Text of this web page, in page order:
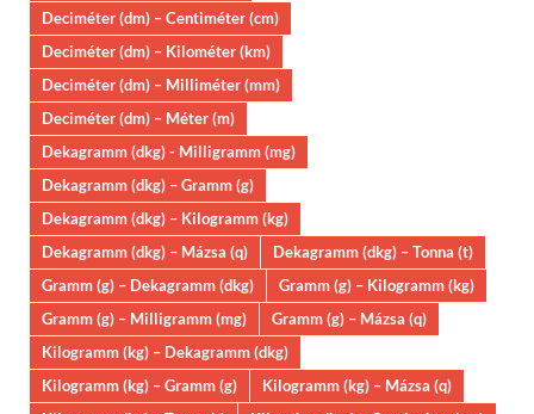
Deciméter (dm) – Centiméter (cm)
Deciméter (dm) – Kilométer (km)
Deciméter (dm) – Milliméter (mm)
Deciméter (dm) – Méter (m)
Dekagramm (dkg) - Milligramm (mg)
Dekagramm (dkg) – Gramm (g)
Dekagramm (dkg) – Kilogramm (kg)
Dekagramm (dkg) – Mázsa (q)
Dekagramm (dkg) – Tonna (t)
Gramm (g) – Dekagramm (dkg)
Gramm (g) – Kilogramm (kg)
Gramm (g) – Milligramm (mg)
Gramm (g) – Mázsa (q)
Kilogramm (kg) – Dekagramm (dkg)
Kilogramm (kg) – Gramm (g)
Kilogramm (kg) – Mázsa (q)